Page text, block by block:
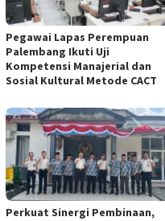
Pegawai Lapas Perempuan
Palembang Ikuti Uji
Kompetensi Manajerial dan
Sosial Kultural Metode CACT
Perkuat Sinergi Pembinaan,